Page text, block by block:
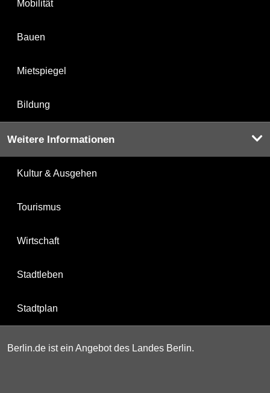
Mobilität
Bauen
Mietspiegel
Bildung
Weitere Informationen
Kultur & Ausgehen
Tourismus
Wirtschaft
Stadtleben
Stadtplan
Berlin.de ist ein Angebot des Landes Berlin.